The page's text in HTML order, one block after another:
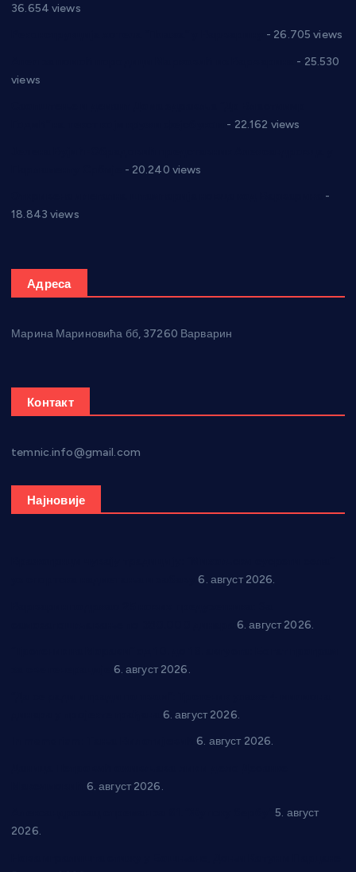
36.654 views
- 26.705 views
- 25.530
views
- 22.162 views
- 20.240 views
-
18.843 views
Адреса
Марина Мариновића бб, 37260 Варварин
Контакт
temnic.info@gmail.com
Најновије
6. август 2026.
6. август 2026.
6. август 2026.
6. август 2026.
6. август 2026.
6. август 2026.
5. август
2026.